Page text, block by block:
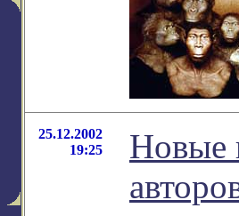
25.12.2002
19:25
Новые